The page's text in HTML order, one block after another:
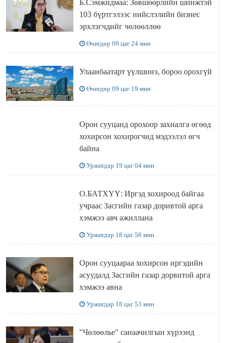
Б.Сэмжидмаа: Зөвшөөрлийн шинжтэй
103 бүртгэлээс нийслэлийн бизнес
эрхлэгчдийг чөлөөллөө
Өчигдөр 09 цаг 24 мин
Улаанбаатарт үүлшинэ, бороо орохгүй
Өчигдөр 09 цаг 19 мин
Орон сууцанд орохоор захиалга өгөөд
хохирсон хохирогчид мэдээлэл өгч
байна
Уржигдар 19 цаг 04 мин
О.БАТХҮҮ: Иргэд хохироод байгаа
учраас Засгийн газар доривтой арга
хэмжээ авч ажиллана
Уржигдар 18 цаг 58 мин
Орон сууцаараа хохирсон иргэдийн
асуудалд Засгийн газар дорвитой арга
хэмжээ авна
Уржигдар 18 цаг 53 мин
"Чөлөөлье" санаачилгын хүрээнд